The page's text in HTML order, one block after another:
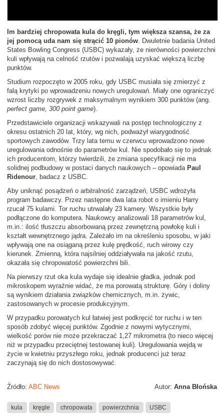
Im bardziej chropowata kula do kręgli, tym większa szansa, że za
jej pomocą uda nam się strącić 10 pionów. Dwuletnie badania United
States Bowling Congress (USBC) wykazały, że nierówności powierzchni
kuli wpływają na celność rzutów i pozwalają uzyskać większą liczbę
punktów.
Studium rozpoczęto w 2005 roku, gdy USBC musiała się zmierzyć z
falą krytyki po wprowadzeniu nowych uregulowań. Miały one ograniczyć
wzrost liczby rozgrywek z maksymalnym wynikiem 300 punktów (ang.
perfect game, 300 point game).
Przedstawiciele organizacji wskazywali na postęp technologiczny z
okresu ostatnich 20 lat, który, wg nich, podważył wiarygodność
sportowych zawodów. Trzy lata temu w czerwcu wprowadzono nowe
uregulowania odnośnie do parametrów kul. Nie spodobało się to jednak
ich producentom, którzy twierdzili, że zmiana specyfikacji nie ma
solidnej podbudowy w postaci danych naukowych – opowiada Paul
Ridenour, badacz z USBC.
Aby uniknąć posądzeń o arbitralność zarządzeń, USBC wdrożyła
program badawczy. Przez następne dwa lata robot o imieniu Harry
rzucał 75 kulami. Tor ruchu utrwalały 23 kamery. Wszystkie były
podłączone do komputera. Naukowcy analizowali 18 parametrów kul,
m.in.: ilość tłuszczu absorbowaną przez zewnętrzną powłokę kuli i
kształt wewnętrznego jądra. Zależało im na określeniu sposobu, w jaki
wpływają one na osiąganą przez kulę prędkość, ruch wirowy czy
kierunek. Zmienną, która najsilniej oddziaływała na jakość rzutu,
okazała się chropowatość powierzchni bili.
Na pierwszy rzut oka kula wydaje się idealnie gładka, jednak pod
mikroskopem wyraźnie widać, że ma porowatą strukturę. Góry i doliny
są wynikiem działania związków chemicznych, m.in. żywic,
zastosowanych w procesie produkcyjnym.
W przypadku porowatych kul łatwiej jest podkręcić tor ruchu i w ten
sposób zdobyć więcej punktów. Zgodnie z nowymi wytycznymi,
wielkość porów nie może przekraczać 1,27 mikrometra (to nieco więcej
niż w przypadku przeciętnej testowanej kuli). Uregulowania wejdą w
życie w kwietniu przyszłego roku, jednak producenci już teraz
zaczynają się do nich dostosowywać.
Autor: Anna Błońska
Źródło: ABC News
kula kręgle chropowata powierzchnia USBC